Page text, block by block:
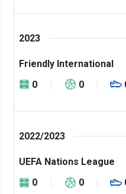
2023
Friendly International
0
0
2022/2023
UEFA Nations League
0
0